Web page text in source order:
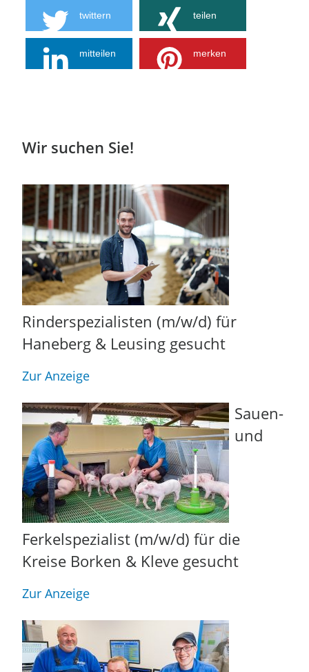
twittern teilen
mitteilen merken
Wir suchen Sie!
Rinderspezialisten (m/w/d) für
Haneberg & Leusing gesucht
Zur Anzeige
Sauen-
und
Ferkelspezialist (m/w/d) für die
Kreise Borken & Kleve gesucht
Zur Anzeige